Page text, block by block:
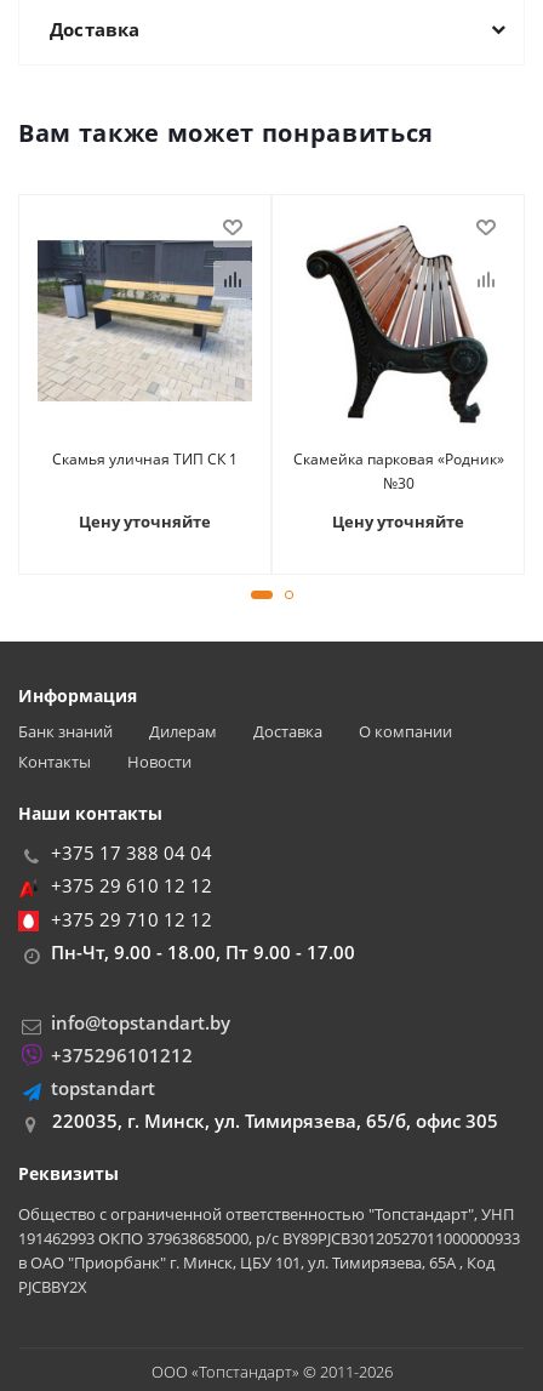
Доставка
Вам также может понравиться
Скамья уличная ТИП СК 1
Цену уточняйте
Скамейка парковая «Родник»
№30
Цену уточняйте
Информация
Банк знаний Дилерам Доставка
О компании
Контакты
Новости
Наши контакты
+375 17 388 04 04
+375 29 610 12 12
+375 29 710 12 12
Пн-Чт, 9.00 - 18.00, Пт 9.00 - 17.00
info@topstandart.by
+375296101212
topstandart
220035, г. Минск, ул. Тимирязева, 65/б, офис 305
Реквизиты
Общество с ограниченной ответственностью "Топстандарт", УНП
191462993 ОКПО 379638685000, р/с BY89PJCB30120527011000000933
в ОАО "Приорбанк" г. Минск, ЦБУ 101, ул. Тимирязева, 65А , Код
PJCBBY2X
ООО «Топстандарт» © 2011-2026